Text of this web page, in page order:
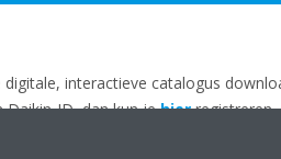
interactieve catalogus
Daikin-ID, dan kun jehierregistreren.